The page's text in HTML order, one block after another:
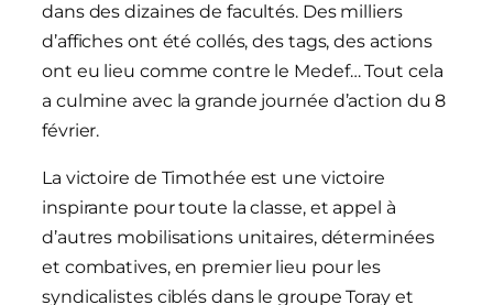
dans des dizaines de facultés. Des milliers
d’affiches ont été collés, des tags, des actions
ont eu lieu comme contre le Medef… Tout cela
a culmine avec la grande journée d’action du 8
février.
La victoire de Timothée est une victoire
inspirante pour toute la classe, et appel à
d’autres mobilisations unitaires, déterminées
et combatives, en premier lieu pour les
syndicalistes ciblés dans le groupe Toray et